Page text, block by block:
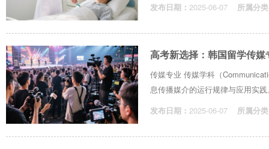
发布日期： 2025-06-07 所属分
高考新选择：韩国留学传媒
传媒专业 传媒学科（
息传播媒介的运行规律与应用实
发布日期： 2025-06-07 所属分